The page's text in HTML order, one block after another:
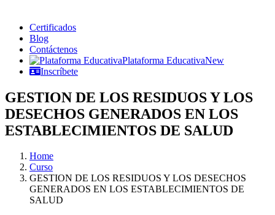
Certificados
Blog
Contáctenos
Plataforma EducativaNew
Inscríbete
GESTION DE LOS RESIDUOS Y LOS
DESECHOS GENERADOS EN LOS
ESTABLECIMIENTOS DE SALUD
Home
Curso
GESTION DE LOS RESIDUOS Y LOS DESECHOS
GENERADOS EN LOS ESTABLECIMIENTOS DE
SALUD